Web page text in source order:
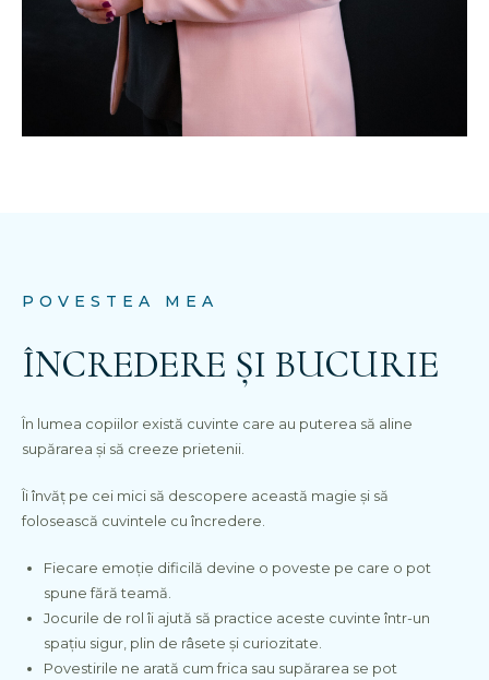
POVESTEA MEA
ÎNCREDERE ȘI BUCURIE
În lumea copiilor există cuvinte care au puterea să aline
supărarea și să creeze prietenii.
Îi învăț pe cei mici să descopere această magie și să
folosească cuvintele cu încredere.
Fiecare emoție dificilă devine o poveste pe care o pot
spune fără teamă.
Jocurile de rol îi ajută să practice aceste cuvinte într-un
spațiu sigur, plin de râsete și curiozitate.
Povestirile ne arată cum frica sau supărarea se pot